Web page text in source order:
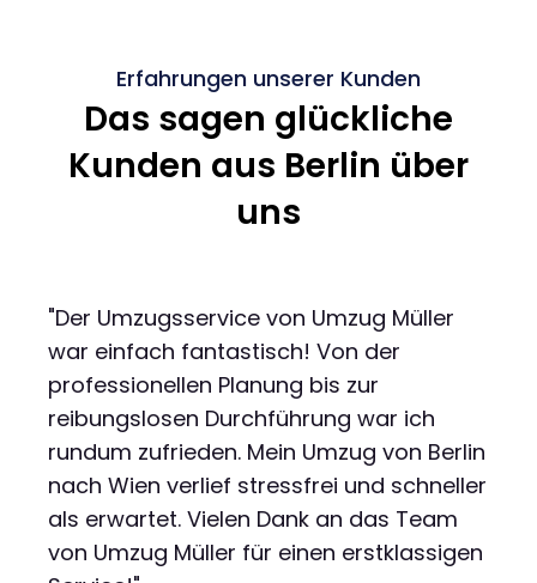
Erfahrungen unserer Kunden
Das sagen glückliche
Kunden aus Berlin über
uns
"Der Umzugsservice von Umzug Müller
war einfach fantastisch! Von der
professionellen Planung bis zur
reibungslosen Durchführung war ich
rundum zufrieden. Mein Umzug von Berlin
nach Wien verlief stressfrei und schneller
als erwartet. Vielen Dank an das Team
von Umzug Müller für einen erstklassigen